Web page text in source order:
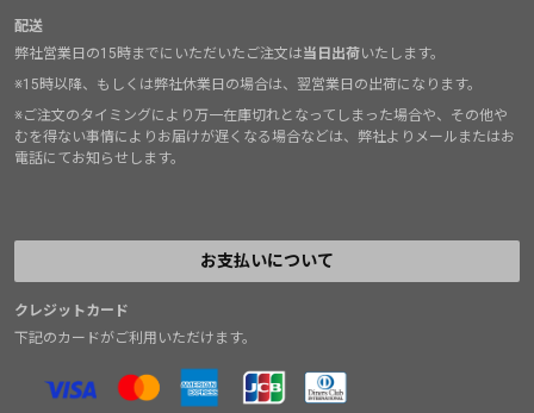
配送
弊社営業日の15時までにいただいたご注文は当日出荷いたします。
※15時以降、もしくは弊社休業日の場合は、翌営業日の出荷になります。
※ご注文のタイミングにより万一在庫切れとなってしまった場合や、その他や
むを得ない事情によりお届けが遅くなる場合などは、弊社よりメールまたはお
電話にてお知らせします。
お支払いについて
クレジットカード
下記のカードがご利用いただけます。